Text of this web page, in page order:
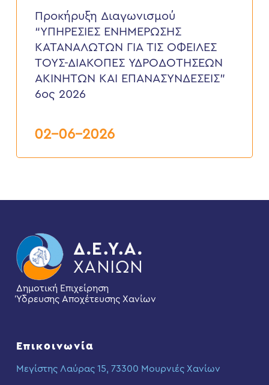
ΕΝΗΜΕΡΩΣΗΣ
ΚΑΤΑΝΑΛΩΤΩΝ
ΟΦΕΙΛΕΣ
ΤΟΥΣ-
ΔΙΑΚΟΠΕΣ
ΑΚΙΝΗΤΩΝ
2026
Προκήρυξη Διαγωνισμού
“ΥΠΗΡΕΣΙΕΣ ΕΝΗΜΕΡΩΣΗΣ
ΚΑΤΑΝΑΛΩΤΩΝ ΓΙΑ ΤΙΣ ΟΦΕΙΛΕΣ
ΤΟΥΣ-ΔΙΑΚΟΠΕΣ ΥΔΡΟΔΟΤΗΣΕΩΝ
ΑΚΙΝΗΤΩΝ ΚΑΙ ΕΠΑΝΑΣΥΝΔΕΣΕΙΣ”
6ος 2026
02-06-2026
Δημοτική Επιχείρηση
Ύδρευσης Αποχέτευσης Χανίων
Επικοινωνία
Μεγίστης Λαύρας 15, 73300 Μουρνιές Χανίων